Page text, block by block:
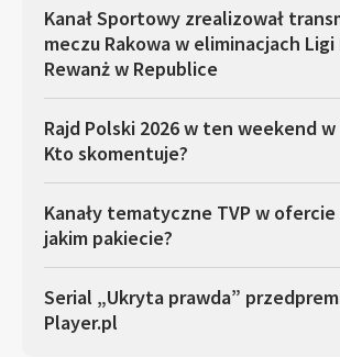
Kanał Sportowy zrealizował
meczu Rakowa w eliminacjach
Rewanż w Republice
Rajd Polski 2026 w ten weekend
Kto skomentuje?
Kanały tematyczne TVP w ofercie
jakim pakiecie?
Serial „Ukryta prawda”
Player.pl